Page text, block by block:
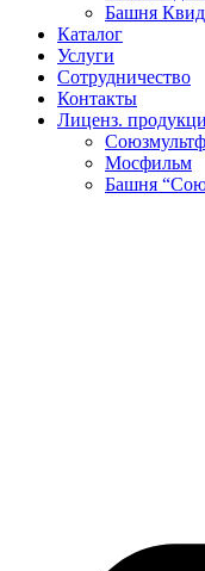
Башня
Каталог
Услуги
Сотрудничество
Контакты
Лиценз.
Мосфильм
Башня